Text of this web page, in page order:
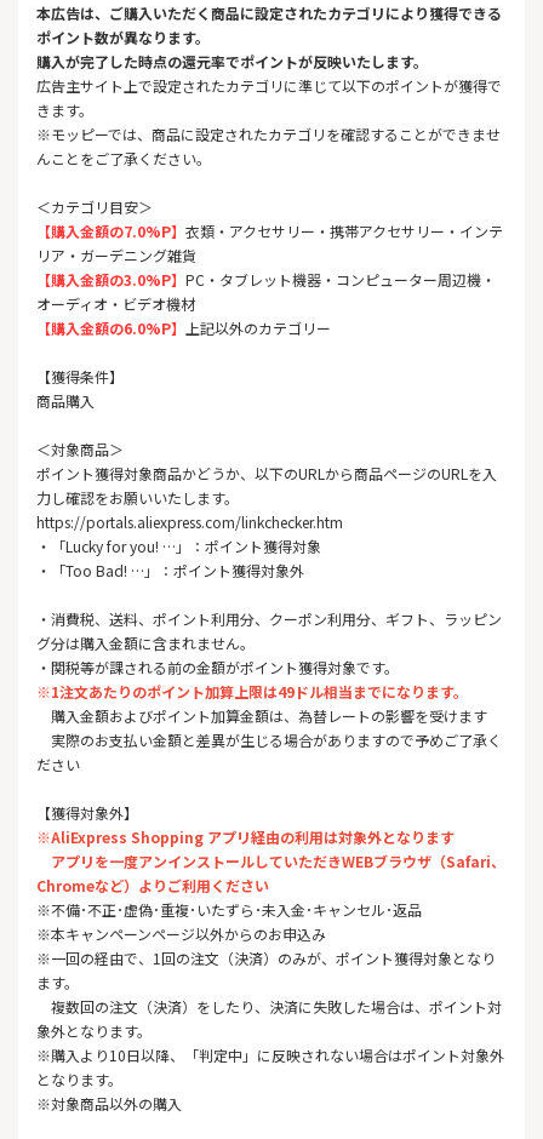
本広告は、ご購入いただく商品に設定されたカテゴリにより獲得できる
ポイント数が異なります。
購入が完了した時点の還元率でポイントが反映いたします。
広告主サイト上で設定されたカテゴリに準じて以下のポイントが獲得で
きます。
※モッピーでは、商品に設定されたカテゴリを確認することができませ
んことをご了承ください。
＜カテゴリ目安＞
【購入金額の7.0%P】 衣類・アクセサリー・携帯アクセサリー・インテ
リア・ガーデニング雑貨
【購入金額の3.0%P】 PC・タブレット機器・コンピューター周辺機・
オーディオ・ビデオ機材
【購入金額の6.0%P】
上記以外のカテゴリー
【獲得条件】
商品購入
＜対象商品＞
ポイント獲得対象商品かどうか、以下のURLから商品ページのURLを入
力し確認をお願いいたします。
https://portals.aliexpress.com/linkchecker.htm
・「Lucky for you! …」：ポイント獲得対象
・「Too Bad! …」：ポイント獲得対象外
・消費税、送料、ポイント利用分、クーポン利用分、ギフト、ラッピン
グ分は購入金額に含まれません。
・関税等が課される前の金額がポイント獲得対象です。
※1注文あたりのポイント加算上限は49ドル相当までになります。
購入金額およびポイント加算金額は、為替レートの影響を受けます
実際のお支払い金額と差異が生じる場合がありますので予めご了承く
ださい
【獲得対象外】
※AliExpress Shopping アプリ経由の利用は対象外となります
アプリを一度アンインストールしていただきWEBブラウザ（Safari、
Chromeなど）よりご利用ください
※不備･不正･虚偽･重複･いたずら･未入金･キャンセル･返品
※本キャンペーンページ以外からのお申込み
※一回の経由で、1回の注文（決済）のみが、ポイント獲得対象となり
ます。
複数回の注文（決済）をしたり、決済に失敗した場合は、ポイント対
象外となります。
※購入より10日以降、「判定中」に反映されない場合はポイント対象外
となります。
※対象商品以外の購入